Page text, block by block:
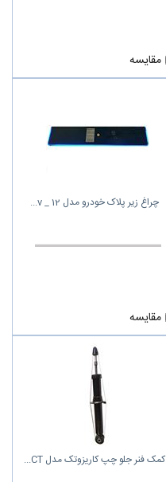
مقایسه
چراغ زیر پلاک خودرو مدل 12 _ v
مقایسه
کمک فنر جلو چپ کاریزوتک مدل CT